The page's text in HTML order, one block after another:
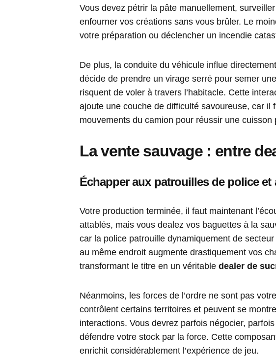
Vous devez pétrir la pâte manuellement,
enfourner vos créations sans vous brûler. Le
votre préparation ou déclencher un incendie
De plus, la conduite du véhicule influe
décide de prendre un virage serré pour semer
risquent de voler à travers l’habitacle. Cette
ajoute une couche de difficulté savoureuse, car il
mouvements du camion pour réussir une cuisson
La vente sauvage : entre
Échapper aux patrouilles de police et
Votre production terminée, il faut maintenant
attablés, mais vous dealez vos baguettes à la
car la police patrouille dynamiquement de
au même endroit augmente drastiquement vos
transformant le titre en un véritable dealer de
Néanmoins, les forces de l’ordre ne sont pas
contrôlent certains territoires et peuvent se
interactions. Vous devrez parfois négocier,
défendre votre stock par la force. Cette
enrichit considérablement l’expérience de jeu.